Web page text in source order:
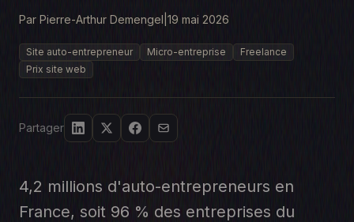
Par Pierre-Arthur Demengel 19 mai 2026
Site auto-entrepreneur Micro-entreprise
Freelance
Prix site web
Partager
4,2 millions d'auto-entrepreneurs en
France, soit 96 % des entreprises du